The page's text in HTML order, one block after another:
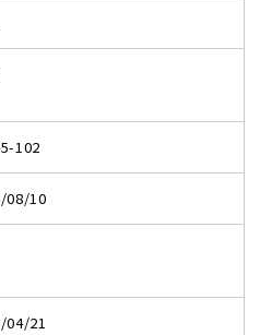
102
08/10
04/21